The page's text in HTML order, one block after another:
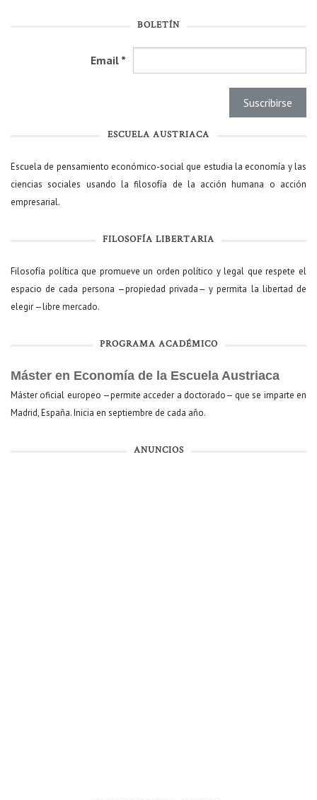
BOLETÍN
Email *
ESCUELA AUSTRIACA
Escuela de pensamiento económico-social que estudia la economía y las
ciencias sociales usando la filosofía de la acción humana o acción
empresarial.
FILOSOFÍA LIBERTARIA
Filosofía política que promueve un orden político y legal que respete el
espacio de cada persona —propiedad privada— y permita la libertad de
elegir —libre mercado.
PROGRAMA ACADÉMICO
Máster en Economía de la Escuela Austriaca
Máster oficial europeo —permite acceder a doctorado— que se imparte en
Madrid, España. Inicia en septiembre de cada año.
ANUNCIOS